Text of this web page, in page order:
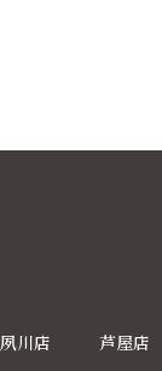
夙川店 芦屋店